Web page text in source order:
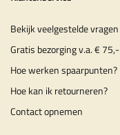
Bekijk veelgestelde vragen
Gratis bezorging v.a. € 75,-
Hoe werken spaarpunten?
Hoe kan ik retourneren?
Contact opnemen